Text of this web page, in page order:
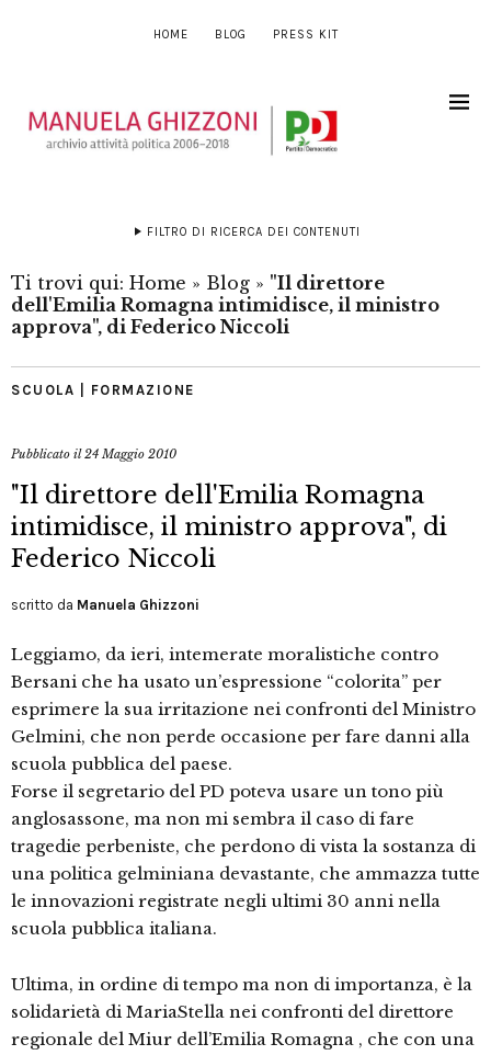
HOME BLOG PRESS KIT
FILTRO DI RICERCA DEI CONTENUTI
Ti trovi qui: Home » Blog » "Il direttore
dell'Emilia Romagna intimidisce, il ministro
approva", di Federico Niccoli
SCUOLA | FORMAZIONE
Pubblicato il24 Maggio 2010
"Il direttore dell'Emilia Romagna
intimidisce, il ministro approva", di
Federico Niccoli
scritto da Manuela Ghizzoni
Leggiamo, da ieri, intemerate moralistiche contro
Bersani che ha usato un’espressione “colorita” per
esprimere la sua irritazione nei confronti del Ministro
Gelmini, che non perde occasione per fare danni alla
scuola pubblica del paese.
Forse il segretario del PD poteva usare un tono più
anglosassone, ma non mi sembra il caso di fare
tragedie perbeniste, che perdono di vista la sostanza di
una politica gelminiana devastante, che ammazza tutte
le innovazioni registrate negli ultimi 30 anni nella
scuola pubblica italiana.
Ultima, in ordine di tempo ma non di importanza, è la
solidarietà di MariaStella nei confronti del direttore
regionale del Miur dell’Emilia Romagna , che con una